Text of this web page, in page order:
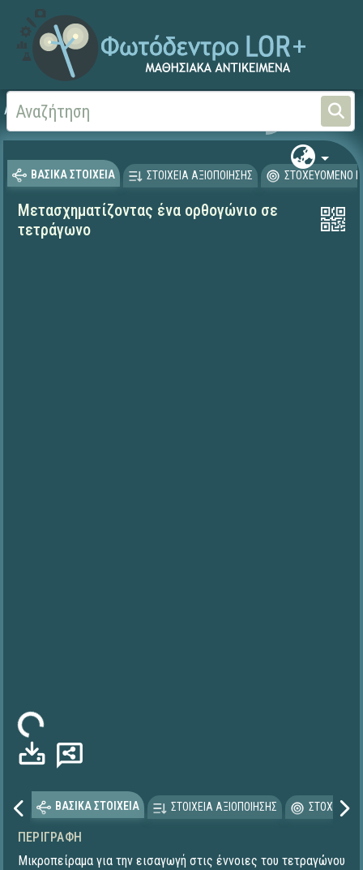
Αρχική
ΒΑΣΙΚΑ ΣΤΟΙΧΕΙΑ ΣΤΟΙΧΕΙΑ ΑΞΙΟΠΟΙΗΣΗΣ ΣΤΟΧΕΥΟΜΕΝΟ
Μετασχηματίζοντας ένα ορθογώνιο σε
τετράγωνο
ΒΑΣΙΚΑ ΣΤΟΙΧΕΙΑ ΣΤΟΙΧΕΙΑ ΑΞΙΟΠΟΙΗΣΗΣ
ΠΕΡΙΓΡΑΦΉ
Μικροπείραμα για την εισαγωγή στις έννοιες του τετραγώνου